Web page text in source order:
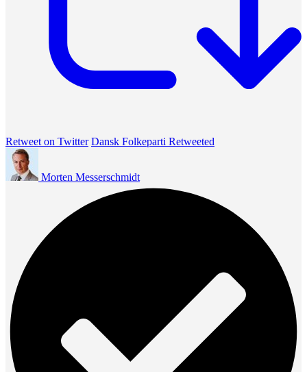
Retweet on Twitter Dansk Folkeparti Retweeted
Morten Messerschmidt